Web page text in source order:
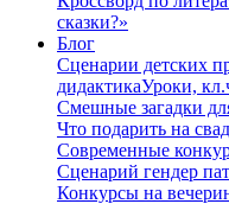
сказки?»
Блог
Сценарии детских
дидактикаУроки,
Смешные загадки
Что подарить на
Современные
Сценарий гендер
Конкурсы на